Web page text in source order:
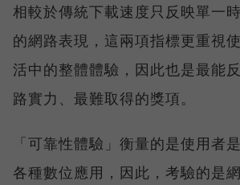
相較於傳統下載速度只反映單一
的網路表現，這兩項指標更重視
活中的整體體驗，因此也是最能
路實力、最難取得的獎項。
「可靠性體驗」衡量的是使用者
各種數位應用，因此，考驗的是